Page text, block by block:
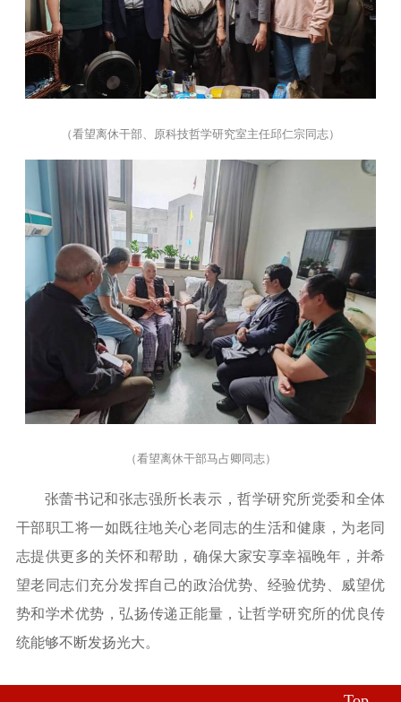
（看望离休干部、原科技哲学研究室主任邱仁宗同志）
（看望离休干部马占卿同志）
张蕾书记和张志强所长表示，哲学研究所党委和全体
干部职工将一如既往地关心老同志的生活和健康，为老同
志提供更多的关怀和帮助，确保大家安享幸福晚年，并希
望老同志们充分发挥自己的政治优势、经验优势
威望优
势和学术优势 ，弘扬传递正能量， 让哲学研究所的优良传
统能够不断发扬光大。